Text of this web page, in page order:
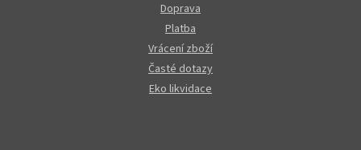
Doprava
Platba
Vrácení zboží
Časté dotazy
Eko likvidace